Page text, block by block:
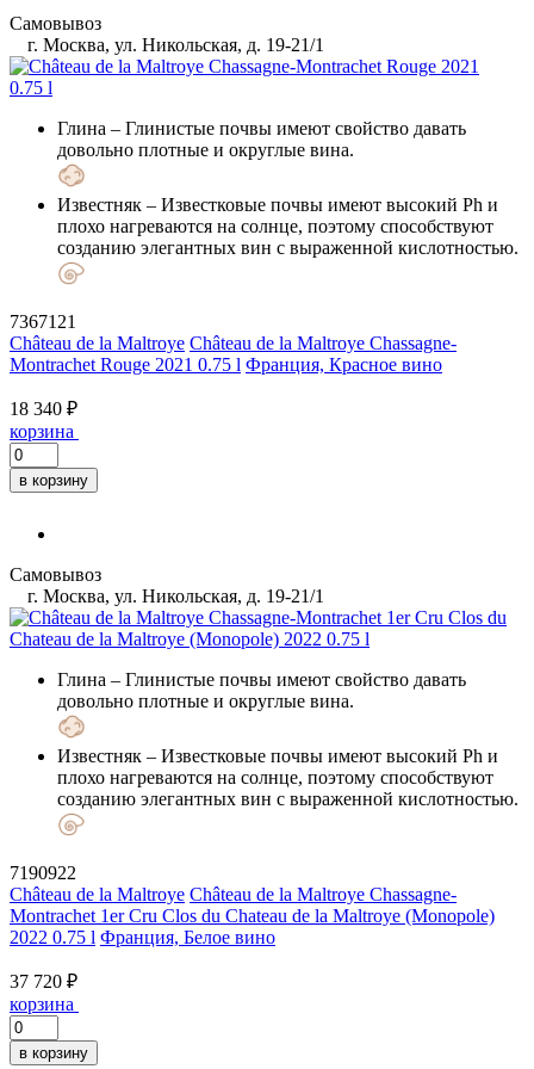
Самовывоз
г. Москва, ул. Никольская, д. 19-21/1
Глина – Глинистые почвы имеют свойство давать
довольно плотные и округлые вина.
Известняк – Известковые почвы имеют высокий Ph и
плохо нагреваются на солнце, поэтому способствуют
созданию элегантных вин с выраженной кислотностью.
7367121
Château de la Maltroye Château de la Maltroye Chassagne-
Montrachet Rouge 2021 0.75 l Франция, Красное вино
18 340 ₽
корзина
в корзину
Самовывоз
г. Москва, ул. Никольская, д. 19-21/1
Глина – Глинистые почвы имеют свойство давать
довольно плотные и округлые вина.
Известняк – Известковые почвы имеют высокий Ph и
плохо нагреваются на солнце, поэтому способствуют
созданию элегантных вин с выраженной кислотностью.
7190922
Château de la Maltroye Château de la Maltroye Chassagne-
Montrachet 1er Cru Clos du Chateau de la Maltroye (Monopole)
2022 0.75 l Франция, Белое вино
37 720 ₽
корзина
в корзину